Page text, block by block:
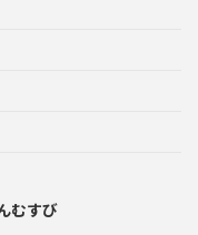
むすび